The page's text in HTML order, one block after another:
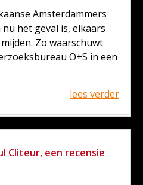
Amsterdammers
het geval is, elkaars
Zo waarschuwt
O+S in een
lees verder
Cliteur, een recensie